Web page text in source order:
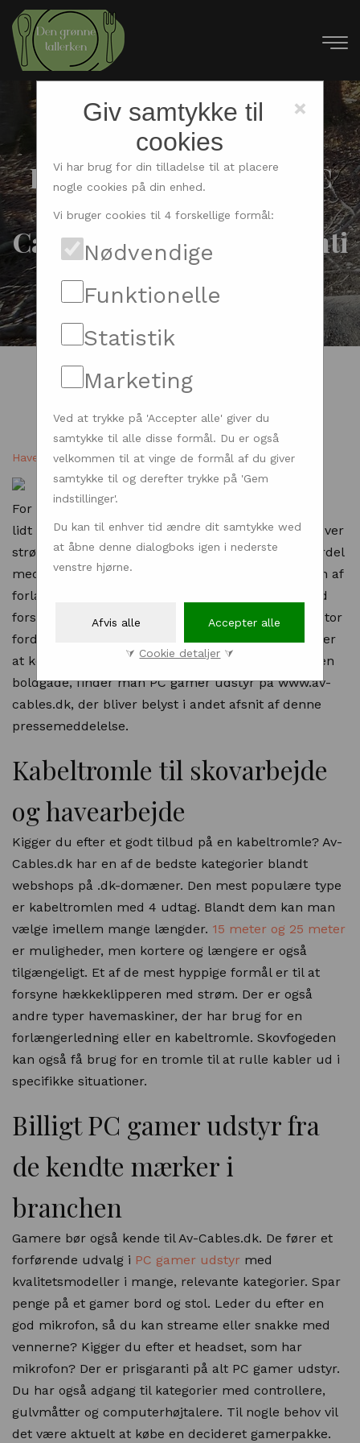
Køb kabeltromler og PC
gamer udstyr hos Av-
Cables.dk med prisgaranti
Have & Natur | Dengrønnetallerken.dk - 18.06.2021
For at holde haven ved lige er det nødvendigt med
lidt forskelligt maskineri. Nogle havemaskiner kræver
strøm fra en stikkontakt, og her vil det være en fordel
med en kabeltromle, så man kan tilpasse længden af
forlængerkablet. Av-Cables.dk sælger tromler med
forskellige ledningslængder. Det vil også være en stor
fordel for skovarbejderen - en el-artikel, der er svær
at komme udenom i denne branche. I en lidt anden
boldgade, finder man PC gamer udstyr på www.av-
cables.dk, der bliver belyst i andet afsnit af denne
pressemeddelelse.
Kabeltromle til skovarbejde
og havearbejde
Kigger du efter et godt tilbud på en kabeltromle? Av-
Cables.dk har en af de bedste kategorier blandt
webshops på .dk-domæner. Den mest populære type
er kabeltromlen med 4 udtag. Blandt dem kan man
vælge imellem mange længder. 15 meter og 25 meter
er muligheder, men kortere og længere er også
tilgængeligt. Et af de mest hyppige formål er til at
forsyne hækkeklipperen med strøm. Der er også
andre typer havemaskiner, der har brug for en
forlængerledning eller en kabeltromle. Skovfogeden
kan også få brug for en tromle til at rulle kabler ud i
specifikke situationer.
Billigt PC gamer udstyr fra
de kendte mærker i
branchen
Gamere bør også kende til Av-Cables.dk. De fører et
forførende udvalg i PC gamer udstyr med
kvalitetsmodeller i mange, relevante kategorier. Spar
penge på et gamer bord og stol. Leder du efter en
god mikrofon, så du kan streame eller snakke med
vennerne? Kigger du efter et headset, som har
mikrofon? Der er prisgaranti på alt PC gamer udstyr.
Du har også adgang til kategorier med controllere,
gulvmåtter og computerhøjtalere. Til nogle behov vil
det være aktuelt at købe en decideret gamerpakke.
×
Giv samtykke til
cookies
Vi har brug for din tilladelse til at placere
nogle cookies på din enhed.
Vi bruger cookies til 4 forskellige formål:
Nødvendige
Funktionelle
Statistik
Marketing
Ved at trykke på 'Accepter alle' giver du
samtykke til alle disse formål. Du er også
velkommen til at vinge de formål af du giver
samtykke til og derefter trykke på 'Gem
indstillinger'.
Du kan til enhver tid ændre dit samtykke wed
at åbne denne dialogboks igen i nederste
venstre hjørne.
Afvis alle Accepter alle
⮛ Cookie detaljer ⮛